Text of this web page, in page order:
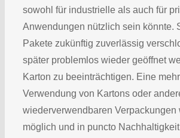
sowohl für industrielle als auch für
Anwendungen nützlich sein könnte.
Pakete zukünftig zuverlässig
später problemlos wieder geöffnet
Karton zu beeinträchtigen. Eine
Verwendung von Kartons oder
wiederverwendbaren Verpackungen
möglich und in puncto